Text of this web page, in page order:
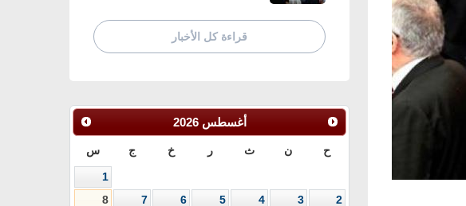
قراءة كل الأخبار
أغسطس 2026
ح ن ث ر خ ج س
1
2
3
4
5
6
7
8